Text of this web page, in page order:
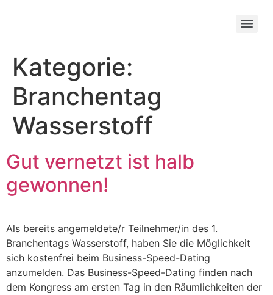
Kategorie:
Branchentag
Wasserstoff
Gut vernetzt ist halb
gewonnen!
Als bereits angemeldete/r Teilnehmer/in des 1.
Branchentags Wasserstoff, haben Sie die Möglichkeit
sich kostenfrei beim Business-Speed-Dating
anzumelden. Das Business-Speed-Dating finden nach
dem Kongress am ersten Tag in den Räumlichkeiten der